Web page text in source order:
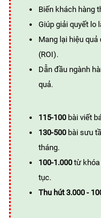
Biến khách hàng
Giúp giải quyết lo
Mang lại hiệu quả
(ROI).
Dẫn đầu ngành
quả.
115-100 bài viết
130-500 bài sưu
tháng.
100-1.000 từ khóa
tục.
Thu hút 3.000 -